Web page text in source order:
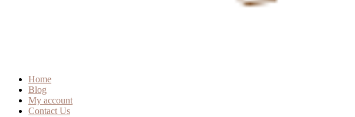
Home
Blog
My account
Contact Us